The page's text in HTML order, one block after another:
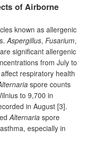
of Airborne
known as allergenic
Aspergillus, Fusarium,
are significant allergenic
from July to
respiratory health
spore counts
to 9,700 in
in August [3].
Alternaria spore
especially in